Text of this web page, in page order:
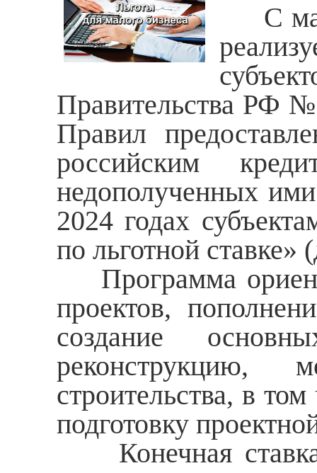
С
Правительства РФ
Правил
российским
недополученных
2024 годах
по льготной
Программа
проектов,
создание
реконструкцию,
строительства, в
подготовку
Конечная ставка